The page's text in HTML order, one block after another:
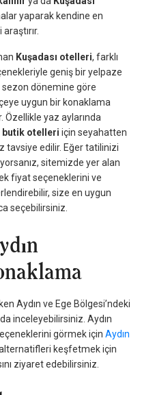
yaparak kendine en
Kuşadası otelleri, farklı
geniş bir yelpaze
sezon dönemine göre
uygun bir konaklama
yaz aylarında
butik otelleri için seyahatten
tavsiye edilir. Eğer tatilinizi
sitemizde yer alan
fiyat seçeneklerini ve
size en uygun
seçebilirsiniz.
Aydın ve Ege Bölgesi’ndeki
inceleyebilirsiniz. Aydın
görmek için Aydın
alternatifleri keşfetmek için
ziyaret edebilirsiniz.